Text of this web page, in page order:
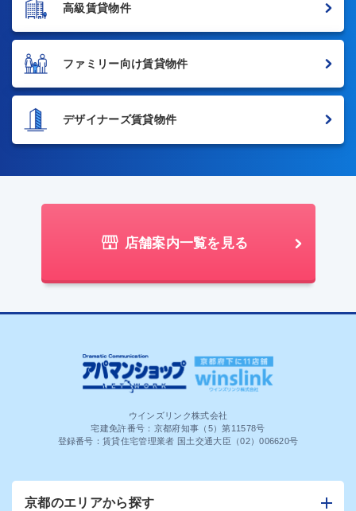
高級賃貸物件
ファミリー向け賃貸物件
デザイナーズ賃貸物件
店舗案内一覧を見る
ウインズリンク株式会社
宅建免許番号：京都府知事（5）第11578号
登録番号：賃貸住宅管理業者 国土交通大臣（02）006620号
京都のエリアから探す